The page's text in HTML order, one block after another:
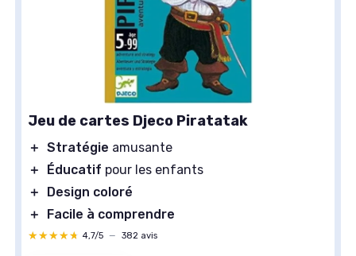
Jeu de cartes Djeco Piratatak
＋ Stratégie amusante
＋
Éducatif pour les enfants
＋
Design coloré
＋
Facile à comprendre
★★★★★
★★★★★ 4,7/5 — 382 avis